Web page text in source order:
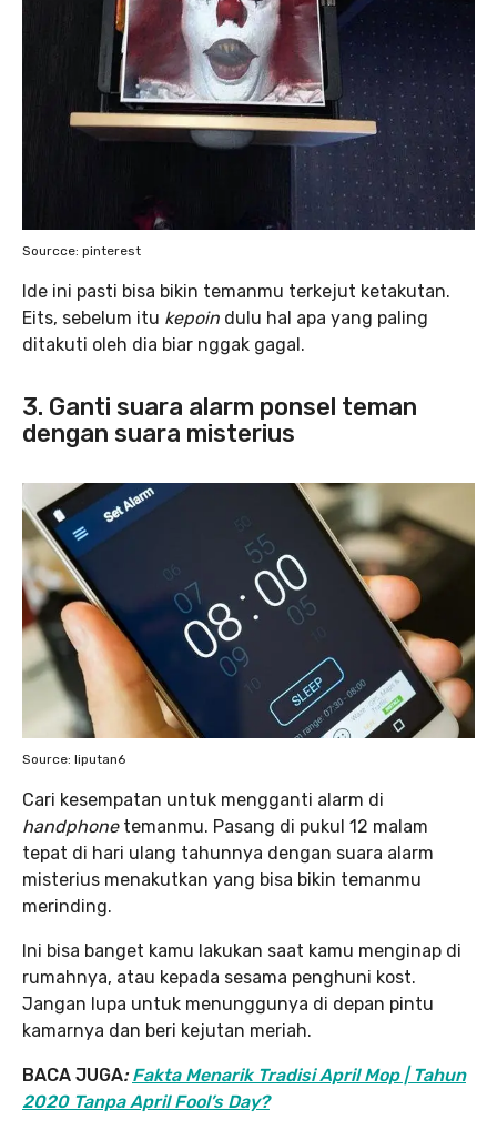
Sourcce: pinterest
Ide ini pasti bisa bikin temanmu terkejut ketakutan.
Eits, sebelum itu kepoin dulu hal apa yang paling
ditakuti oleh dia biar nggak gagal.
3. Ganti suara alarm ponsel teman
dengan suara misterius
Source: liputan6
Cari kesempatan untuk mengganti alarm di
handphone temanmu. Pasang di pukul 12 malam
tepat di hari ulang tahunnya dengan suara alarm
misterius menakutkan yang bisa bikin temanmu
merinding.
Ini bisa banget kamu lakukan saat kamu menginap di
rumahnya, atau kepada sesama penghuni kost.
Jangan lupa untuk menunggunya di depan pintu
kamarnya dan beri kejutan meriah.
BACA JUGA:Fakta Menarik Tradisi April Mop | Tahun
2020 Tanpa April Fool’s Day?